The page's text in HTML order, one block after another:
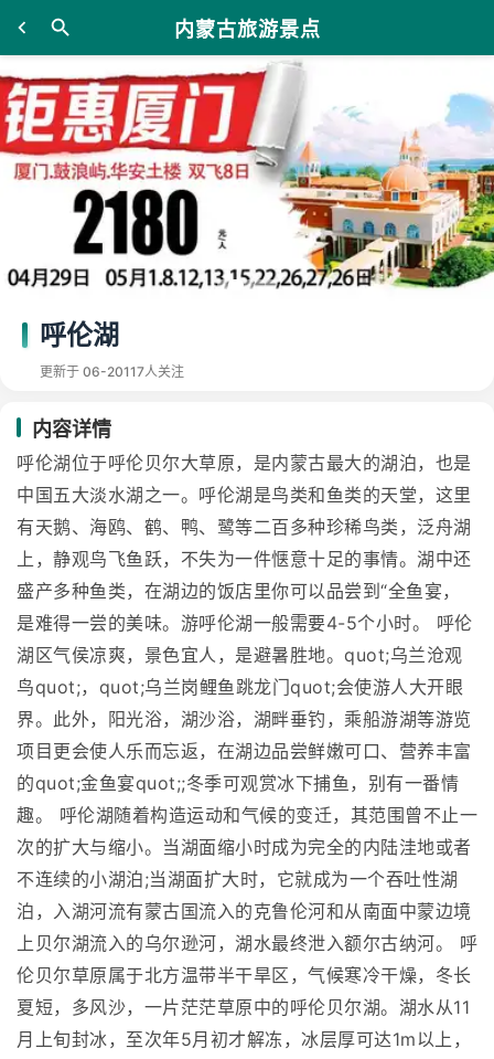
内蒙古旅游景点
呼伦湖
更新于 06-20117人关注
内容详情
呼伦湖位于呼伦贝尔大草原，是内蒙古最大的湖泊，也是
中国五大淡水湖之一。呼伦湖是鸟类和鱼类的天堂，这里
有天鹅、海鸥、鹤、鸭、鹭等二百多种珍稀鸟类，泛舟湖
上，静观鸟飞鱼跃，不失为一件惬意十足的事情。湖中还
盛产多种鱼类，在湖边的饭店里你可以品尝到“全鱼宴，
是难得一尝的美味。游呼伦湖一般需要4-5个小时。 呼伦
湖区气侯凉爽，景色宜人，是避暑胜地。quot;乌兰沧观
鸟quot;，quot;乌兰岗鲤鱼跳龙门quot;会使游人大开眼
界。此外，阳光浴，湖沙浴，湖畔垂钓，乘船游湖等游览
项目更会使人乐而忘返，在湖边品尝鲜嫩可口、营养丰富
的quot;金鱼宴quot;;冬季可观赏冰下捕鱼，别有一番情
趣。 呼伦湖随着构造运动和气候的变迁，其范围曾不止一
次的扩大与缩小。当湖面缩小时成为完全的内陆洼地或者
不连续的小湖泊;当湖面扩大时，它就成为一个吞吐性湖
泊，入湖河流有蒙古国流入的克鲁伦河和从南面中蒙边境
上贝尔湖流入的乌尔逊河，湖水最终泄入额尔古纳河。 呼
伦贝尔草原属于北方温带半干旱区，气候寒冷干燥，冬长
夏短，多风沙，一片茫茫草原中的呼伦贝尔湖。湖水从11
月上旬封冰，至次年5月初才解冻，冰层厚可达1m以上，